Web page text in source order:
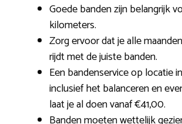
Goede banden zijn belangrijk
kilometers.
Zorg ervoor dat je alle
rijdt met de juiste banden.
Een bandenservice op locatie
inclusief het balanceren en
laat je al doen vanaf €41,00.
Banden moeten wettelijk